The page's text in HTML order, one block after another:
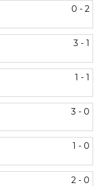
0 - 2
3 - 1
1 - 1
3 - 0
1 - 0
2 - 0